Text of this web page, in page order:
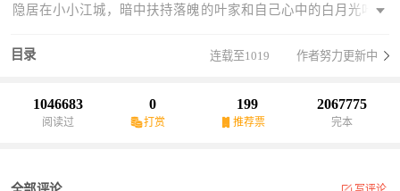
隐居在小小江城，暗中扶持落魄的叶家和自己心中的白月光叶嫣
会继续下去，谁知，来自叶家一纸离婚协议书，将江毅无情的抛
弃。而就在江毅签下离婚协议之后，他那五年不曾响起的电话响了
目录 连载至1019 作者努力更新中
1046683
阅读过
0
打赏
199
推荐票
2067775
完本